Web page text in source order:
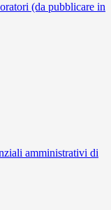
(da pubblicare in
amministrativi di